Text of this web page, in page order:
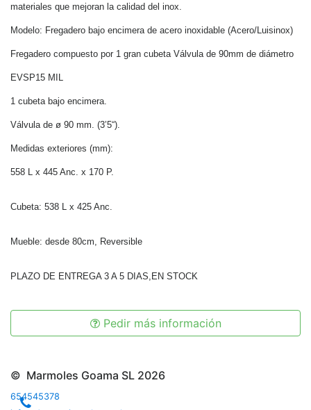
materiales que mejoran la calidad del inox.
Modelo: Fregadero bajo encimera de acero inoxidable (Acero/Luisinox)
Fregadero compuesto por 1 gran cubeta Válvula de 90mm de diámetro
EVSP15 MIL
1 cubeta bajo encimera.
Válvula de ø 90 mm. (3’5“).
Medidas exteriores (mm):
558 L x 445 Anc. x 170 P.
Cubeta: 538 L x 425 Anc.
Mueble: desde 80cm, Reversible
PLAZO DE ENTREGA 3 A 5 DIAS,EN STOCK
Pedir más información
© Marmoles Goama SL 2026
654545378